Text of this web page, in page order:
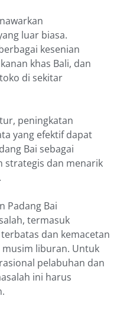
luar biasa.
kesenian
khas Bali, dan
di sekitar
peningkatan
yang efektif dapat
Bai sebagai
strategis dan menarik
Padang Bai
termasuk
dan kemacetan
liburan. Untuk
pelabuhan dan
ini harus